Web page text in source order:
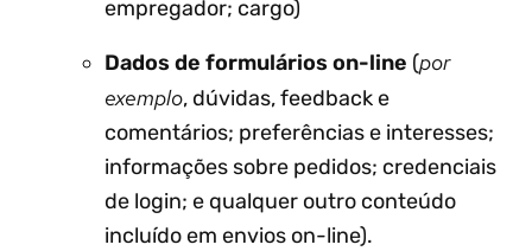
empregador; cargo)
Dadosde formulários on-line (por
exemplo, dúvidas, feedback e
comentários; preferências e interesses;
informações sobre pedidos; credenciais
de login; e qualquer outro conteúdo
incluído em envios on-line).